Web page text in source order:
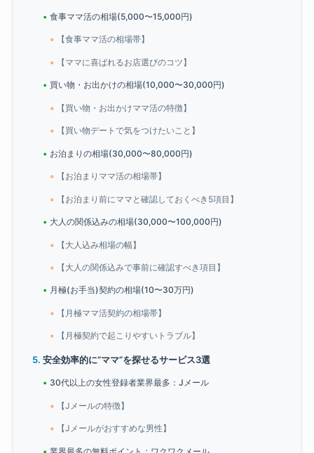
食事ママ活の相場(5,000〜15,000円)
【食事ママ活の相場帯】
【ママに喜ばれるお店選びのコツ】
買い物・お出かけの相場(10,000〜30,000円)
【買い物・お出かけママ活の特徴】
【買い物デートで気をつけたいこと】
お泊まりの相場(30,000〜80,000円)
【お泊まりママ活の相場帯】
【お泊まり前にママと確認しておくべき5項目】
大人の関係込みの相場(30,000〜100,000円)
【大人込み相場の幅】
【大人の関係込みで事前に確認すべき項目】
月極(お手当)契約の相場(10〜30万円)
【月極ママ活契約の相場帯】
【月極契約で起こりやすいトラブル】
安全効率的に”ママ”を探せるサービス3選
30代以上の女性登録者業界最多：Jメール
【Jメールの特徴】
【Jメールがおすすめな男性】